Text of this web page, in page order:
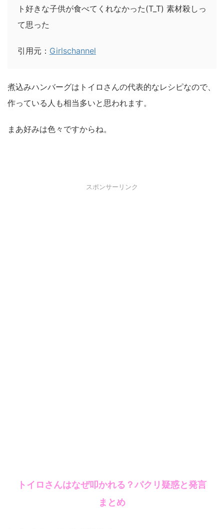
ト好きな子供が食べてくれなかった(T_T) 素材殺しっ
て思った
引用元： Girlschannel
煮込みハンバーグはトイロさんの代表的なレシピなので、
作っている人も相当多いと思われます。
まあ好みは色々ですからね。
スポンサーリンク
トイロさんはなぜ叩かれる？パクリ疑惑と発言
まとめ